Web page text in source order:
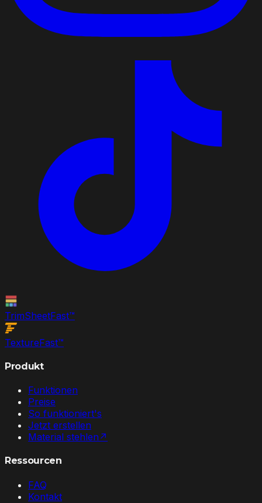
TrimSheetFast™
TextureFast™
Produkt
Funktionen
Preise
So funktioniert's
Jetzt erstellen
Material stehlen ↗
Ressourcen
FAQ
Kontakt